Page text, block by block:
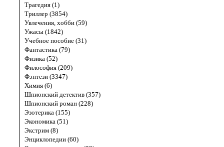
Трагедия (1)
Триллер (3854)
Увлечения, хобби (59)
Ужасы (1842)
Учебное пособие (31)
Фантастика (79)
Физика (52)
Философия (209)
Фэнтези (3347)
Химия (6)
Шпионский детектив (357)
Шпионский роман (228)
Эзотерика (155)
Экономика (51)
Экстрим (8)
Энциклопедии (60)